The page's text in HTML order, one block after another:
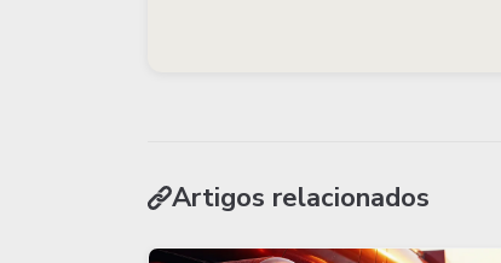
Artigos relacionados